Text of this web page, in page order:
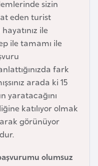
sizin
eden turist
ile
ile tamamı ile
fark
arada ki 15
yaratacağını
katılıyor olmak
görünüyor
olumsuz